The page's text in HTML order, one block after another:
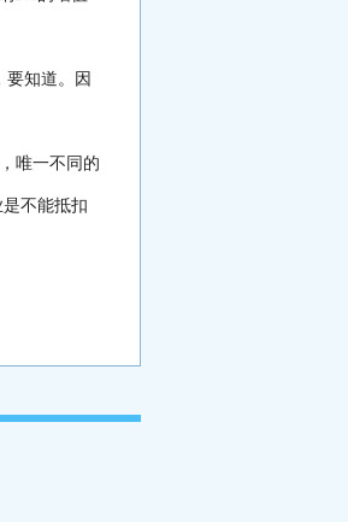
要知道。因
唯一不同的
不能抵扣